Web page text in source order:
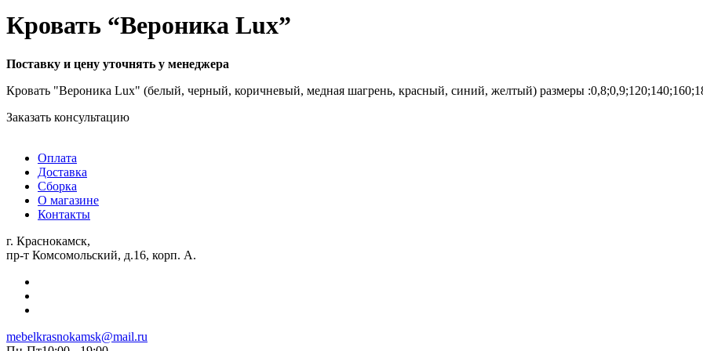
Кровать “Вероника Lux”
Поставку и цену уточнять у менеджера
Кровать "Вероника Lux" (белый, черный, коричневый, медная шагрень, красный, синий, желтый) размеры
Заказать консультацию
Оплата
Доставка
Сборка
О магазине
Контакты
г. Краснокамск,
пр-т Комсомольский, д.16, корп. А.
mebelkrasnokamsk@mail.ru